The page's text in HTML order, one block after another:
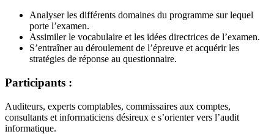
Analyser les différents domaines du programme sur lequel
porte l’examen.
Assimiler le vocabulaire et les idées directrices de l’examen.
S’entraîner au déroulement de l’épreuve et acquérir les
stratégies de réponse au questionnaire.
Participants :
Auditeurs, experts comptables, commissaires aux comptes,
consultants et informaticiens désireux e s’orienter vers l’audit
informatique.